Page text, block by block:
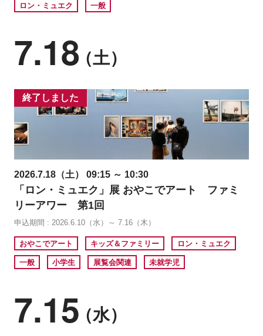
ロン・ミュエク 一般
7.18（土）
終了しました
2026.7.18（土） 09:15 ～ 10:30
「ロン・ミュエク」展 おやこでアート ファミ
リーアワー 第1回
申込期間 : 2026.6.10（水）～ 7.16（木）
おやこでアート キッズ＆ファミリー ロン・ミュエク
一般 小学生 展覧会関連 未就学児
7.15（水）